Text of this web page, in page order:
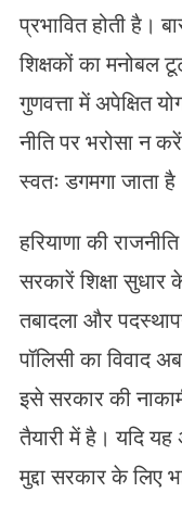
प्रभावित होती है।
शिक्षकों का मनोबल
गुणवत्ता में अपेक्षित
नीति पर भरोसा न
स्वतः डगमगा जाता
हरियाणा की
सरकारें शिक्षा सुधार
तबादला और
पॉलिसी का विवाद
इसे सरकार की
तैयारी में है। यदि यह
मुद्दा सरकार के लिए